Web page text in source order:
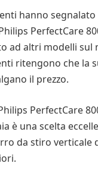
hanno segnalato
PerfectCare
ad altri modelli sul
ritengono che la
il prezzo.
PerfectCare
è una scelta
da stiro verticale